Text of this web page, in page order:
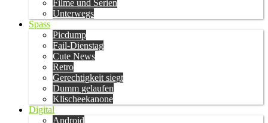
Filme und Serien
Unterwegs
Spass
Picdump
Fail-Dienstag
Cute News
Retro
Gerechtigkeit siegt
Dumm gelaufen
Klischeekanone
Digital
Android